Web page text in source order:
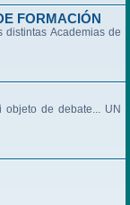
FORMACIÓN
Academias de
de debate... UN